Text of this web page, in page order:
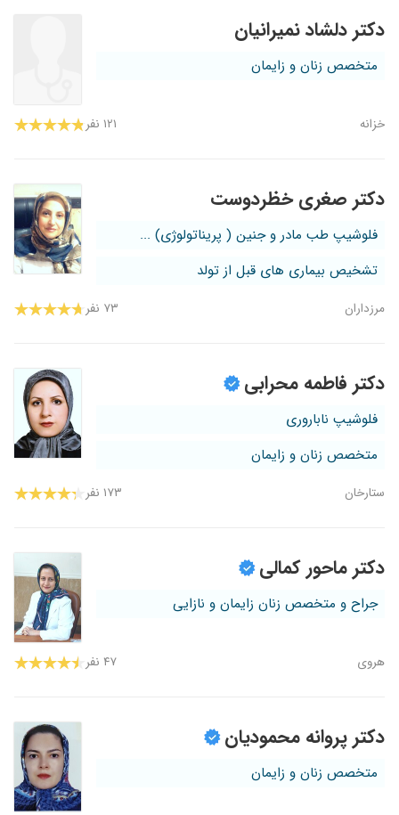
دکتر دلشاد نمیرانیان
متخصص زنان و زایمان
خزانه ۱۲۱ نفر
دکتر صغری خظردوست
فلوشیپ طب مادر و جنین ( پریناتولوژی) ...
تشخیص بیماری های قبل از تولد
مرزداران ۷۳ نفر
دکتر فاطمه محرابی
فلوشیپ ناباروری
متخصص زنان و زایمان
ستارخان ۱۷۳ نفر
دکتر ماحور کمالی
جراح و متخصص زنان زایمان و نازایی
هروی ۴۷ نفر
دکتر پروانه محمودیان
متخصص زنان و زایمان